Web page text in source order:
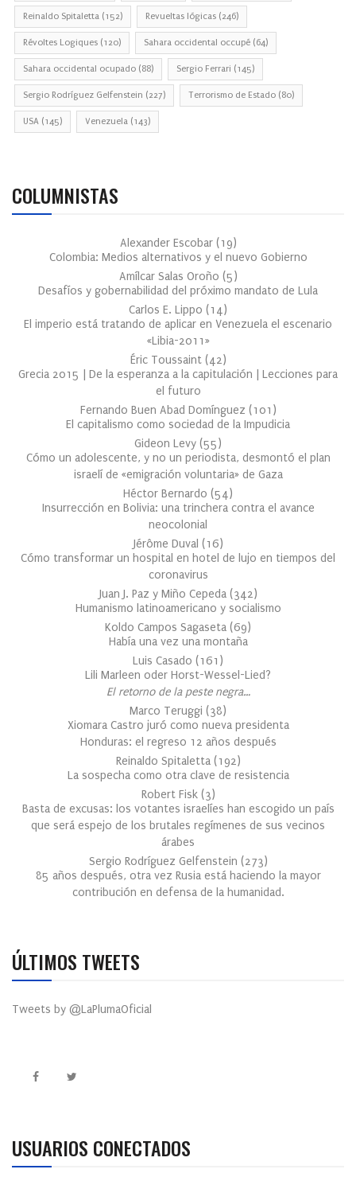
Reinaldo Spitaletta (152) Revueltas lógicas (246)
Révoltes Logiques (120) Sahara occidental occupé (64)
Sahara occidental ocupado (88) Sergio Ferrari (145)
Sergio Rodríguez Gelfenstein (227) Terrorismo de Estado (80)
USA (145) Venezuela (143)
COLUMNISTAS
Alexander Escobar (19)
Colombia: Medios alternativos y el nuevo Gobierno
Amílcar Salas Oroño (5)
Desafíos y gobernabilidad del próximo mandato de Lula
Carlos E. Lippo (14)
El imperio está tratando de aplicar en Venezuela el escenario
«Libia-2011»
Éric Toussaint (42)
Grecia 2015 | De la esperanza a la capitulación | Lecciones para
el futuro
Fernando Buen Abad Domínguez (101 )
El capitalismo como sociedad de la Impudicia
Gideon Levy (55)
Cómo un adolescente, y no un periodista, desmontó el plan
israelí de «emigración voluntaria» de Gaza
Héctor Bernardo (54)
Insurrección en Bolivia: una trinchera contra el avance
neocolonial
Jérôme Duval (16)
Cómo transformar un hospital en hotel de lujo en tiempos del
coronavirus
Juan J. Paz y Miño Cepeda (342)
Humanismo latinoamericano y socialismo
Koldo Campos Sagaseta (69)
Había una vez una montaña
Luis Casado (161 )
Lili Marleen oder Horst-Wessel-Lied?
El retorno de la peste negra…
Marco Teruggi (38)
Xiomara Castro juró como nueva presidenta
Honduras: el regreso 12 años después
Reinaldo Spitaletta (192)
La sospecha como otra clave de resistencia
Robert Fisk (3)
Basta de excusas: los votantes israelíes han escogido un país
que será espejo de los brutales regímenes de sus vecinos
árabes
Sergio Rodríguez Gelfenstein (273)
85 años después, otra vez Rusia está haciendo la mayor
contribución en defensa de la humanidad.
ÚLTIMOS TWEETS
Tweets by @LaPlumaOficial
USUARIOS CONECTADOS